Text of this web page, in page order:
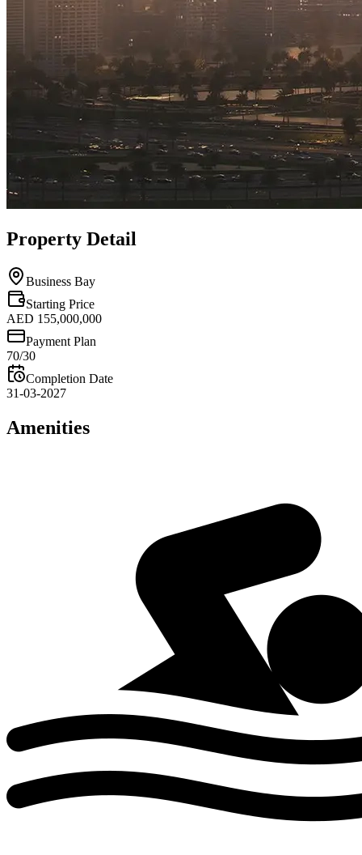
Property Detail
Business Bay
Starting Price
AED 155,000,000
Payment Plan
70/30
Completion Date
31-03-2027
Amenities